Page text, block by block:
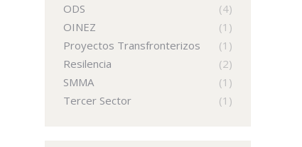
ODS
(4)
OINEZ
(1)
Proyectos Transfronterizos
(1)
Resilencia
(2)
SMMA
(1)
Tercer Sector
(1)